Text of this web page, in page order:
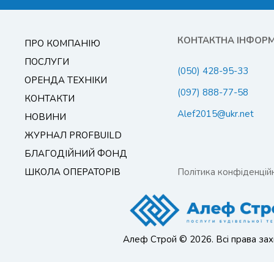
ПРО КОМПАНІЮ
ПОСЛУГИ
ОРЕНДА ТЕХНІКИ
КОНТАКТИ
НОВИНИ
ЖУРНАЛ PROFBUILD
БЛАГОДІЙНИЙ ФОНД
ШКОЛА ОПЕРАТОРІВ
КОНТАКТНА
(050) 428-95-33
(097) 888-77-58
Alef2015@ukr.net
Політика
Алеф Строй © 2026. Всі права